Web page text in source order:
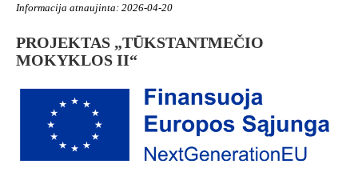
Informacija atnaujinta: 2026-04-20
PROJEKTAS „TŪKSTANTMEČIO
MOKYKLOS II“